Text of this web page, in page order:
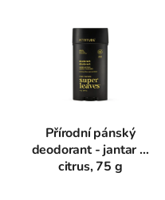
Přírodní pánský
deodorant - jantar &
citrus, 75 g